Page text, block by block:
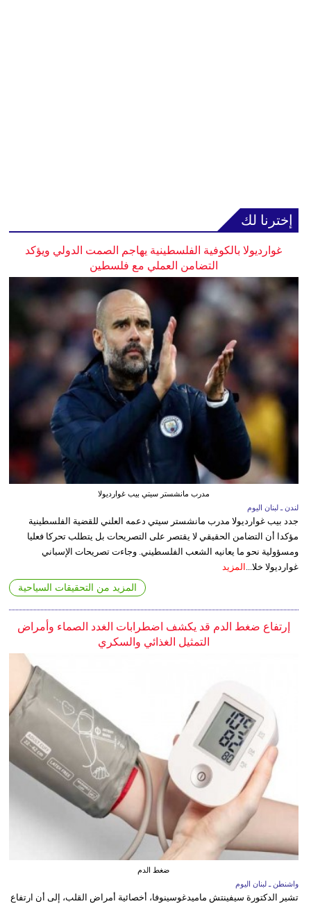
إخترنا لك
غوارديولا بالكوفية الفلسطينية يهاجم الصمت الدولي ويؤكد
التضامن العملي مع فلسطين
مدرب مانشستر سيتي بيب غوارديولا
لندن ـ لبنان اليوم
جدد بيب غوارديولا مدرب مانشستر سيتي دعمه العلني للقضية الفلسطينية
مؤكدا أن التضامن الحقيقي لا يقتصر على التصريحات بل يتطلب تحركا فعليا
ومسؤولية نحو ما يعانيه الشعب الفلسطيني. وجاءت تصريحات الإسباني
غوارديولا خلا... المزيد
المزيد من التحقيقات السياحية
إرتفاع ضغط الدم قد يكشف اضطرابات الغدد الصماء وأمراض
التمثيل الغذائي والسكري
ضغط الدم
واشنطن ـ لبنان اليوم
تشير الدكتورة سيفينتش ماميدغوسينوفا، أخصائية أمراض القلب، إلى أن ارتفاع